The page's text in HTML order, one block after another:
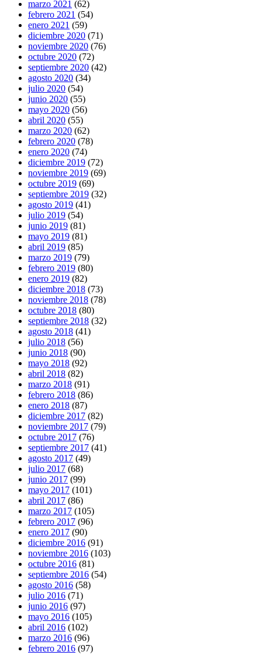
marzo 2021 (62)
febrero 2021 (54)
enero 2021 (59)
diciembre 2020 (71)
noviembre 2020 (76)
octubre 2020 (72)
septiembre 2020 (42)
agosto 2020 (34)
julio 2020 (54)
junio 2020 (55)
mayo 2020 (56)
abril 2020 (55)
marzo 2020 (62)
febrero 2020 (78)
enero 2020 (74)
diciembre 2019 (72)
noviembre 2019 (69)
octubre 2019 (69)
septiembre 2019 (32)
agosto 2019 (41)
julio 2019 (54)
junio 2019 (81)
mayo 2019 (81)
abril 2019 (85)
marzo 2019 (79)
febrero 2019 (80)
enero 2019 (82)
diciembre 2018 (73)
noviembre 2018 (78)
octubre 2018 (80)
septiembre 2018 (32)
agosto 2018 (41)
julio 2018 (56)
junio 2018 (90)
mayo 2018 (92)
abril 2018 (82)
marzo 2018 (91)
febrero 2018 (86)
enero 2018 (87)
diciembre 2017 (82)
noviembre 2017 (79)
octubre 2017 (76)
septiembre 2017 (41)
agosto 2017 (49)
julio 2017 (68)
junio 2017 (99)
mayo 2017 (101)
abril 2017 (86)
marzo 2017 (105)
febrero 2017 (96)
enero 2017 (90)
diciembre 2016 (91)
noviembre 2016 (103)
octubre 2016 (81)
septiembre 2016 (54)
agosto 2016 (58)
julio 2016 (71)
junio 2016 (97)
mayo 2016 (105)
abril 2016 (102)
marzo 2016 (96)
febrero 2016 (97)